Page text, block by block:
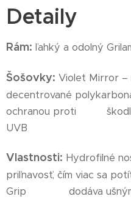
Detaily
Rám: ľahký a odolný
Šošovky: Violet Mirror
decentrované
ochranou proti
UVB
Vlastnosti: Hydrofilné
priľnavosť, čím viac sa
Grip dodáva ušným